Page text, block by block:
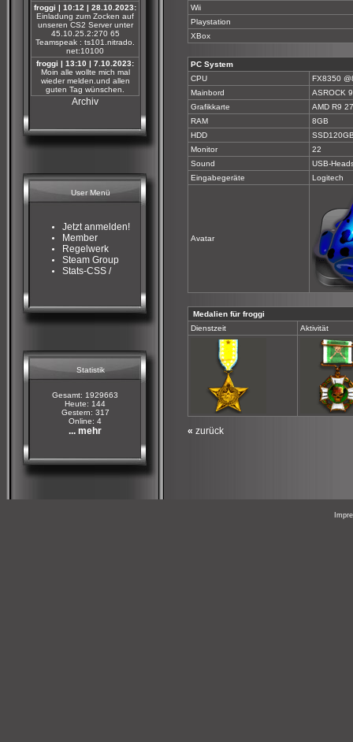
froggi | 10:12 | 28.10.2023:
Einladung zum Zocken auf
unseren CS2 Server unter
45.10.25.2:270 65
Teamspeak : ts101.nitrado.
net:10100
froggi | 13:10 | 7.10.2023:
Moin alle wollte mich mal
wieder melden.und allen
guten Tag wünschen.
Archiv
User Menü
Jetzt anmelden!
Member
Regelwerk
Steam Group
Stats-CSS /
Statistik
Gesamt: 1929663
Heute: 144
Gestern: 317
Online: 4
... mehr
Wii
Playstation
XBox
PC System
CPU
FX8350
Mainbord
ASROCK
Grafikkarte
AMD R9
RAM
8GB
HDD
Monitor
22
Sound
USB-
Eingabegeräte
Logitech
Avatar
Medalien für froggi
Dienstzeit
Aktivität
« zurück